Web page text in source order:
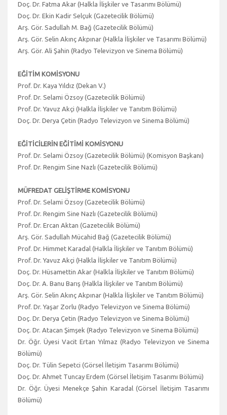
Doç. Dr. Fatma Akar (Halkla İlişkiler ve Tasarımı Bölümü)
Doç. Dr. Ekin Kadir Selçuk (Gazetecilik Bölümü)
Arş. Gör. Sadullah M. Bağ (Gazetecilik Bölümü)
Arş. Gör. Selin Akınç Akpınar (Halkla İlişkiler ve Tasarımı Bölümü)
Arş. Gör. Ali Şahin (Radyo Televizyon ve Sinema Bölümü)
EĞİTİM KOMİSYONU
Prof. Dr. Kaya Yıldız (Dekan V.)
Prof. Dr. Selami Özsoy (Gazetecilik Bölümü)
Prof. Dr. Yavuz Akçi (Halkla İlişkiler ve Tanıtım Bölümü)
Doç. Dr. Derya Çetin (Radyo Televizyon ve Sinema Bölümü)
EĞİTİCİLERİN EĞİTİMİ KOMİSYONU
Prof. Dr. Selami Özsoy (Gazetecilik Bölümü) (Komisyon Başkanı)
Prof. Dr. Rengim Sine Nazlı (Gazetecilik Bölümü)
MÜFREDAT GELİŞTİRME KOMİSYONU
Prof. Dr. Selami Özsoy (Gazetecilik Bölümü)
Prof. Dr. Rengim Sine Nazlı (Gazetecilik Bölümü)
Prof. Dr. Ercan Aktan (Gazetecilik Bölümü)
Arş. Gör. Sadullah Mücahid Bağ (Gazetecilik Bölümü)
Prof. Dr. Himmet Karadal (Halkla İlişkiler ve Tanıtım Bölümü)
Prof. Dr. Yavuz Akçi (Halkla İlişkiler ve Tanıtım Bölümü)
Doç. Dr. Hüsamettin Akar (Halkla İlişkiler ve Tanıtım Bölümü)
Doç. Dr. A. Banu Barış (Halkla İlişkiler ve Tanıtım Bölümü)
Arş. Gör. Selin Akınç Akpınar (Halkla İlişkiler ve Tanıtım Bölümü)
Prof. Dr. Yaşar Zorlu (Radyo Televizyon ve Sinema Bölümü)
Doç. Dr. Derya Çetin (Radyo Televizyon ve Sinema Bölümü)
Doç. Dr. Atacan Şimşek (Radyo Televizyon ve Sinema Bölümü)
Dr. Öğr. Üyesi Vacit Ertan Yılmaz (Radyo Televizyon ve Sinema
Bölümü)
Doç. Dr. Tülin Sepetci (Görsel İletişim Tasarımı Bölümü)
Doç. Dr. Ahmet Tuncay Erdem (Görsel İletişim Tasarımı Bölümü)
Dr. Öğr. Üyesi Menekçe Şahin Karadal (Görsel İletişim Tasarımı
Bölümü)